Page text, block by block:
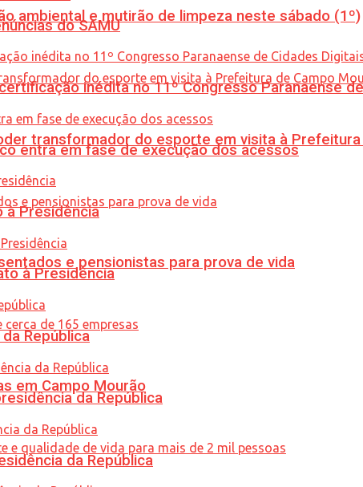
ambiental e mutirão de limpeza neste sábado (1º)
transformador do esporte em visita à
e pensionistas para prova de vida
em Campo Mourão
do SAMU
inédita no 11º Congresso Paranaense
entra em fase de execução dos acessos
à Presidência
à Presidência
República
da República
da República